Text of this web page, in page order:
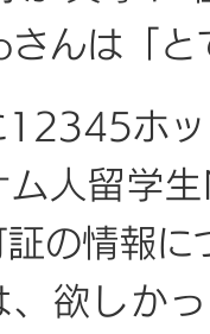
んは「と
ホッ
ム人留学
の情報
、欲しか